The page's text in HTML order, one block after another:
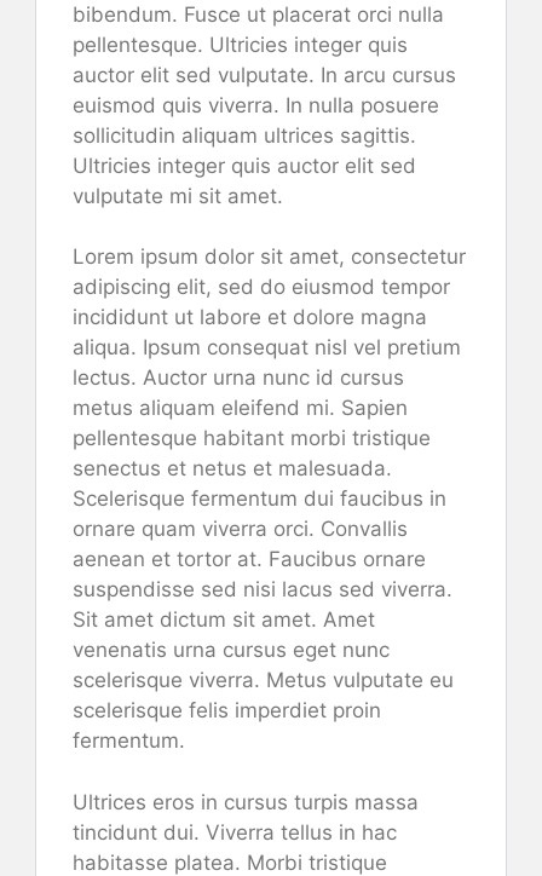
bibendum. Fusce ut placerat orci nulla
pellentesque. Ultricies integer quis
auctor elit sed vulputate. In arcu cursus
euismod quis viverra. In nulla posuere
sollicitudin aliquam ultrices sagittis.
Ultricies integer quis auctor elit sed
vulputate mi sit amet.
Lorem ipsum dolor sit amet, consectetur
adipiscing elit, sed do eiusmod tempor
incididunt ut labore et dolore magna
aliqua. Ipsum consequat nisl vel pretium
lectus. Auctor urna nunc id cursus
metus aliquam eleifend mi. Sapien
pellentesque habitant morbi tristique
senectus et netus et malesuada.
Scelerisque fermentum dui faucibus in
ornare quam viverra orci. Convallis
aenean et tortor at. Faucibus ornare
suspendisse sed nisi lacus sed viverra.
Sit amet dictum sit amet. Amet
venenatis urna cursus eget nunc
scelerisque viverra. Metus vulputate eu
scelerisque felis imperdiet proin
fermentum.
Ultrices eros in cursus turpis massa
tincidunt dui. Viverra tellus in hac
habitasse platea. Morbi tristique